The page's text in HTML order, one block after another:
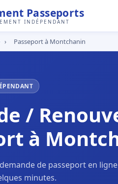
Passeports
INDÉPENDANT
› Passeport à Montchanin
/
à
de passeport en
minutes.